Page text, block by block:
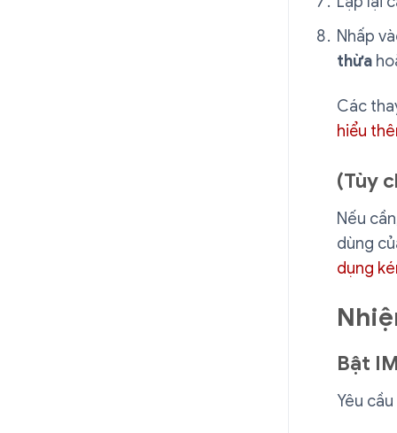
Nhấp
thừa
Các
hiểu
(Tùy
Nếu
dùng
dụng
Bật
Yêu